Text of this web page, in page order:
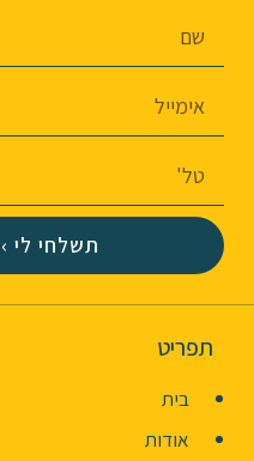
תשלחי לי ›
תפריט
בית
אודות